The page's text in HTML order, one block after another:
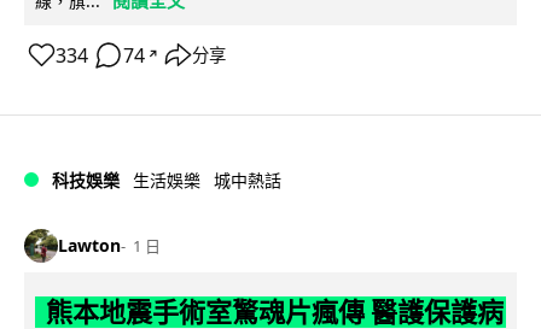
334 74 ↗ 分享
科技娛樂 生活娛樂 城中熱話
Lawton 1 日
熊本地震手術室驚魂片瘋傳 醫護保護病